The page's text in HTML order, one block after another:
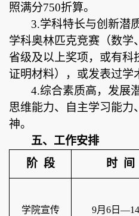
照满分750折算。
3.学科特长与创新潜
学科奥林匹克竞赛（数学
省级及以上奖项，或有科
证明材料），或发表过学
4.综合素质高，发展
思维能力、自主学习能力
神。
五、工作安排
阶 段 时 间
学院宣传 9月6日—14